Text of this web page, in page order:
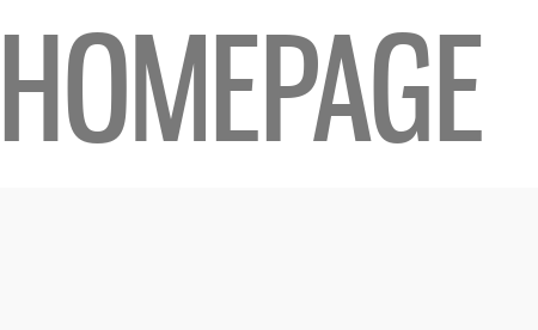
HOMEPAGE